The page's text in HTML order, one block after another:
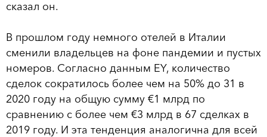
сказал он.
В прошлом году немного отелей в Италии
сменили владельцев на фоне пандемии и пустых
номеров. Согласно данным EY, количество
сделок сократилось более чем на 50% до 31 в
2020 году на общую сумму €1 млрд по
сравнению с более чем €3 млрд в 67 сделках в
2019 году. И эта тенденция аналогична для всей